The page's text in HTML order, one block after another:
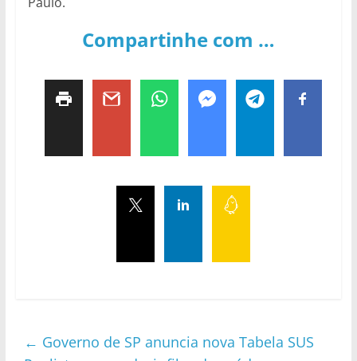
Compartinhe com …
← Governo de SP anuncia nova Tabela SUS